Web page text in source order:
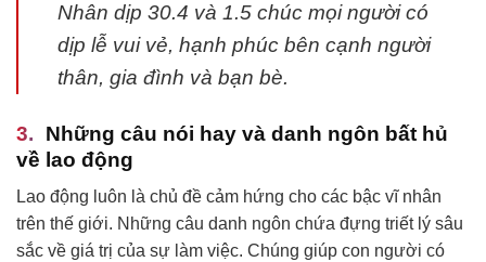
Nhân dịp 30.4 và 1.5 chúc mọi người có
dịp lễ vui vẻ, hạnh phúc bên cạnh người
thân, gia đình và bạn bè.
Những câu nói hay và danh ngôn bất hủ
về lao động
Lao động luôn là chủ đề cảm hứng cho các bậc vĩ nhân
trên thế giới. Những câu danh ngôn chứa đựng triết lý sâu
sắc về giá trị của sự làm việc. Chúng giúp con người có